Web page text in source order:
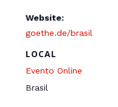
Website:
goethe.de/brasil
LOCAL
Evento Online
Brasil